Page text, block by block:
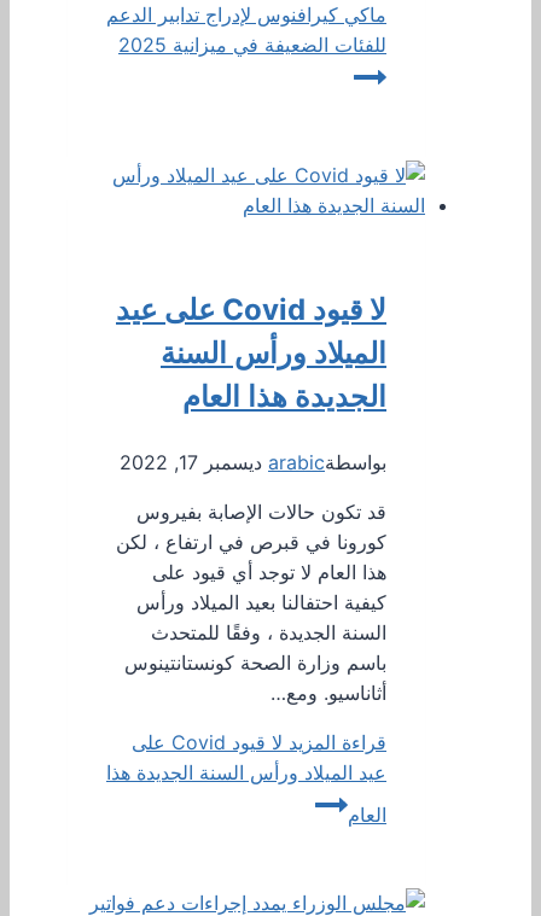
ماكي كيرافنوس لإدراج تدابير الدعم
للفئات الضعيفة في ميزانية 2025
لا قيود Covid على عيد
الميلاد ورأس السنة
الجديدة هذا العام
بواسطةarabic ديسمبر 17, 2022
قد تكون حالات الإصابة بفيروس
كورونا في قبرص في ارتفاع ، لكن
هذا العام لا توجد أي قيود على
كيفية احتفالنا بعيد الميلاد ورأس
السنة الجديدة ، وفقًا للمتحدث
باسم وزارة الصحة كونستانتينوس
أثاناسيو. ومع…
قراءة المزيد
لا قيود Covid على
عيد الميلاد ورأس السنة الجديدة هذا
العام